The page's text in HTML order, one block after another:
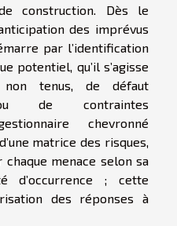
construction. Dès le
des imprévus
par l’identification
potentiel, qu’il s’agisse
tenus, de défaut
ou de contraintes
chevronné
matrice des risques,
menace selon sa
d’occurrence ; cette
des réponses à